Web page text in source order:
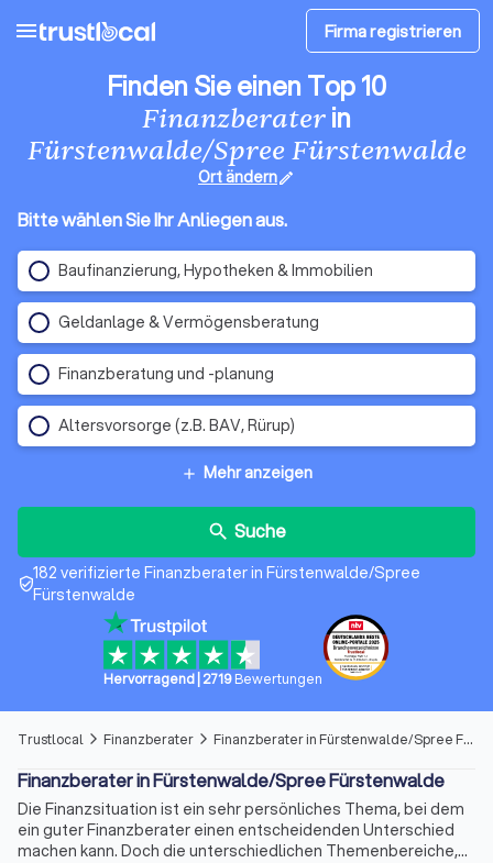
menu Firma registrieren
Finden Sie einen Top 10
Finanzberaterin
Fürstenwalde/Spree Fürstenwalde
Ort ändernedit
Bitte wählen Sie Ihr Anliegen aus.
Baufinanzierung, Hypotheken & Immobilien
Geldanlage & Vermögensberatung
Finanzberatung und -planung
Altersvorsorge (z.B. BAV, Rürup)
add Mehr anzeigen
search Suche
verified_user
182 verifizierte Finanzberater in Fürstenwalde/Spree
Fürstenwalde
Hervorragend 2719Bewertungen
Trustlocal arrow_forward_ios Finanzberater arrow_forward_ios Finanzberater in Fürstenwalde/Spree Fürstenwalde
Finanzberater in Fürstenwalde/Spree Fürstenwalde
Die Finanzsituation ist ein sehr persönliches Thema, bei dem
ein guter Finanzberater einen entscheidenden Unterschied
machen kann. Doch die unterschiedlichen Themenbereiche,